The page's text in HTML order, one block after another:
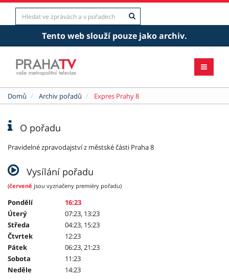
Tento web slouží pouze jako archiv.
Domů Archiv pořadů Expres Prahy 8
O pořadu
Pravidelné zpravodajství z městské části Praha 8
Vysílání pořadu
(červeně jsou vyznačeny premiéry pořadu)
Pondělí
16:23
Úterý
07:23, 13:23
Středa
04:23, 15:23
Čtvrtek
12:23
Pátek
06:23, 21:23
Sobota
11:23
Neděle
14:23